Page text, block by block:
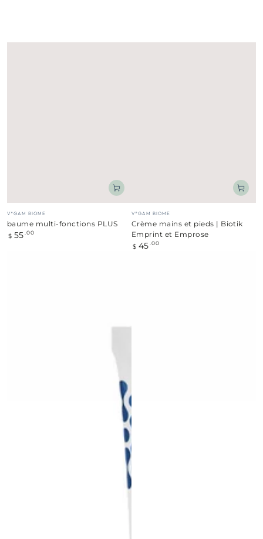
Fournisseur:
V*GAM BIOME
baume multi-fonctions PLUS
Prix
$ 55 .00
Fournisseur:
V*GAM BIOME
Crème mains et pieds | Biotik
Emprint et Emprose
Prix
$ 45 .00